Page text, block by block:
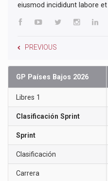
eiusmod incididunt labore
PREVIOUS
GP Países Bajos 2026
Libres 1
Clasificación Sprint
Sprint
Clasificación
Carrera